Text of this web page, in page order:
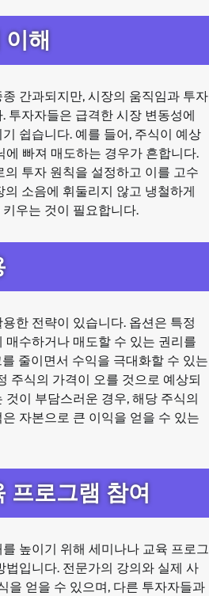
해
간과되지만, 시장의 움직임과 투자
투자자들은 급격한 시장 변동성에
쉽습니다. 예를 들어, 주식이 예상
에 빠져 매도하는 경우가 흔합니다.
의 투자 원칙을 설정하고 이를 고수
소음에 휘둘리지 않고 냉철하게
우는 것이 필요합니다.
한 전략이 있습니다. 옵션은 특정
매수하거나 매도할 수 있는 권리를
줄이면서 수익을 극대화할 수 있는
주식의 가격이 오를 것으로 예상되
이 부담스러운 경우, 해당 주식의
자본으로 큰 이익을 얻을 수 있는
프로그램 참여
높이기 위해 세미나나 교육 프로그
법입니다. 전문가의 강의와 실제 사
을 얻을 수 있으며, 다른 투자자들과